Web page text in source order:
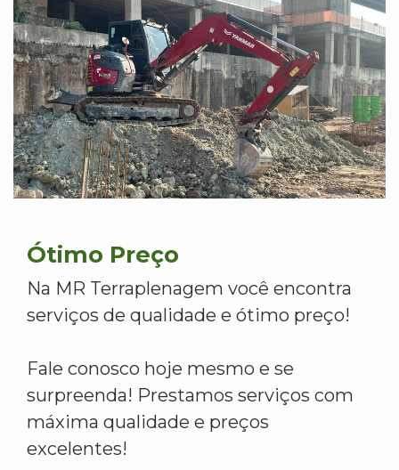
Ótimo Preço
Na MR Terraplenagem você encontra
serviços de qualidade e ótimo preço!
Fale conosco hoje mesmo e se
surpreenda! Prestamos serviços com
máxima qualidade e preços
excelentes!